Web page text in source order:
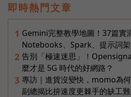
即時熱門文章
1 Gemini完整教學地圖！37篇實
Notebooks、Spark、提示詞
2 告別「極速迷思」！
麼才是 5G 時代的好網路？
3 專訪｜進貨沒變快，momo為
副總揭比拚速度更棘手的缺工